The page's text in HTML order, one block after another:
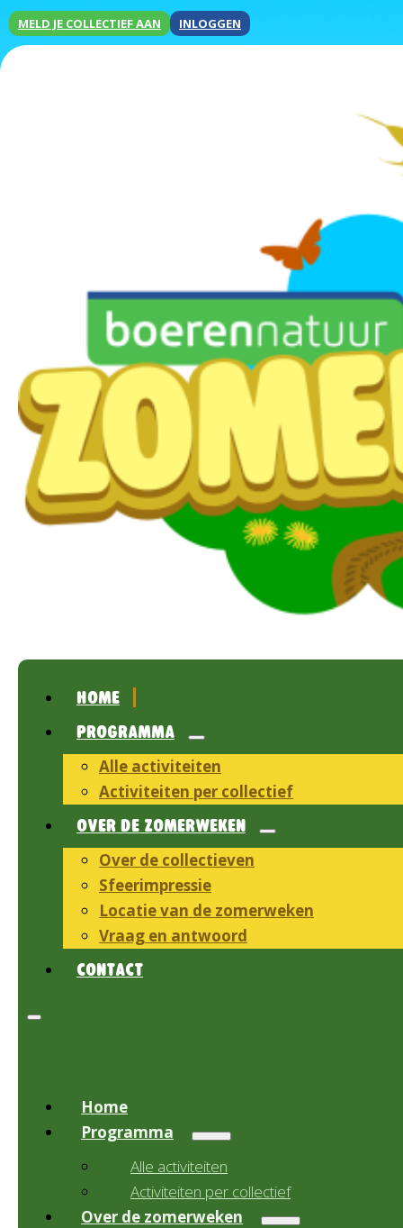
MELD JE COLLECTIEF AAN INLOGGEN
HOME
PROGRAMMA
Alle activiteiten
Activiteiten per collectief
OVER DE ZOMERWEKEN
Over de collectieven
Sfeerimpressie
Locatie van de zomerweken
Vraag en antwoord
CONTACT
Home
Programma
Alle activiteiten
Activiteiten per collectief
Over de zomerweken